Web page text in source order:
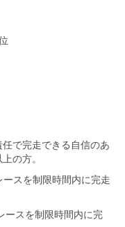
で完走できる自信のあ
の方。
スを制限時間内に完走
ースを制限時間内に完